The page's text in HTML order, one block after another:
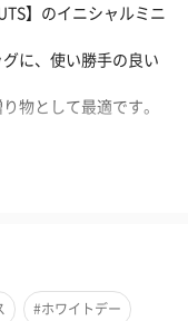
】のイニシャルミニ
に、使い勝手の良い
物として最適です。
ているかわいらしい
#ホワイトデー